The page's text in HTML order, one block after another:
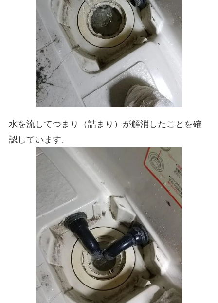
水を流してつまり（詰まり）が解消したことを確
認しています。